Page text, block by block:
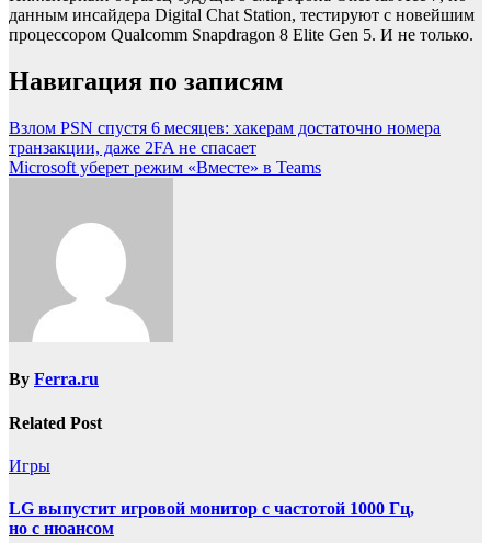
данным инсайдера Digital Chat Station, тестируют с новейшим
процессором Qualcomm Snapdragon 8 Elite Gen 5. И не только.
Навигация по записям
Взлом PSN спустя 6 месяцев: хакерам достаточно номера
транзакции, даже 2FA не спасает
Microsoft уберет режим «Вместе» в Teams
By Ferra.ru
Related Post
Игры
LG выпустит игровой монитор с частотой 1000 Гц,
но с нюансом